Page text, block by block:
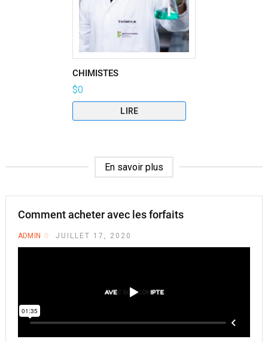
CHIMISTES
$0
LIRE
En savoir plus
Comment acheter avec les forfaits
ADMIN JUILLET 17, 2020